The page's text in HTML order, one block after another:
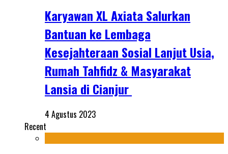
Karyawan XL Axiata Salurkan
Bantuan ke Lembaga
Kesejahteraan Sosial Lanjut Usia,
Rumah Tahfidz & Masyarakat
Lansia di Cianjur
4 Agustus 2023
Recent